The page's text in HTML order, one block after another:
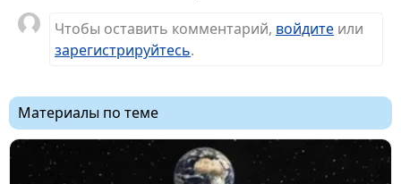
Чтобы оставить комментарий, войдите или
зарегистрируйтесь.
Материалы по теме